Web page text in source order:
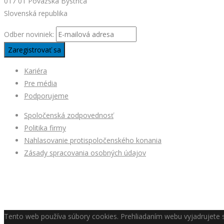
Slovenská republika
Odber noviniek:
Kariéra
Pre média
Podporujeme
Spoločenská zodpovednosť
Politika firmy
Nahlasovanie protispoločenského konania
Zásady spracovania osobných údajov
Tento web používa súbory cookies. Prehliadaním webu vyjadrujete